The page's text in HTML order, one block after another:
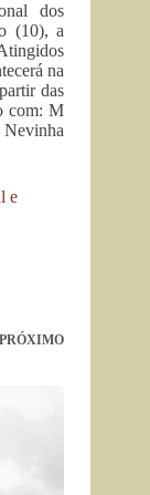
dos
(10), a
na
das
com: M
e
PRÓXIMO